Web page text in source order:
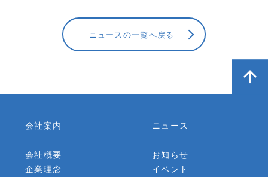
ニュースの一覧へ戻る
会社案内
会社概要
企業理念
ニュース
お知らせ
イベント